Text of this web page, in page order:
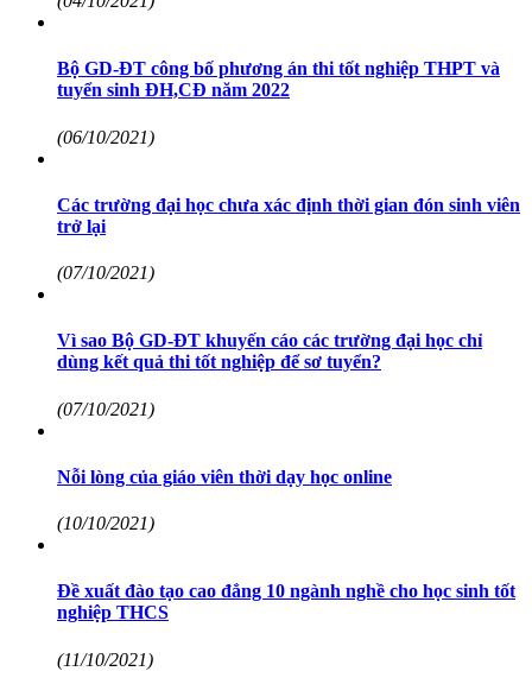
Bộ GD-ĐT công bố phương án thi tốt nghiệp THPT và
tuyển sinh ĐH,CĐ năm 2022
(06/10/2021)
Các trường đại học chưa xác định thời gian đón sinh viên
trở lại
(07/10/2021)
Vì sao Bộ GD-ĐT khuyến cáo các trường đại học chỉ
dùng kết quả thi tốt nghiệp để sơ tuyển?
(07/10/2021)
Nỗi lòng của giáo viên thời dạy học online
(10/10/2021)
Đề xuất đào tạo cao đẳng 10 ngành nghề cho học sinh tốt
nghiệp THCS
(11/10/2021)